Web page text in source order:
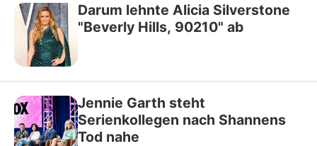
Darum lehnte Alicia Silverstone
"Beverly Hills, 90210" ab
Jennie Garth steht
Serienkollegen nach Shannens
Tod nahe